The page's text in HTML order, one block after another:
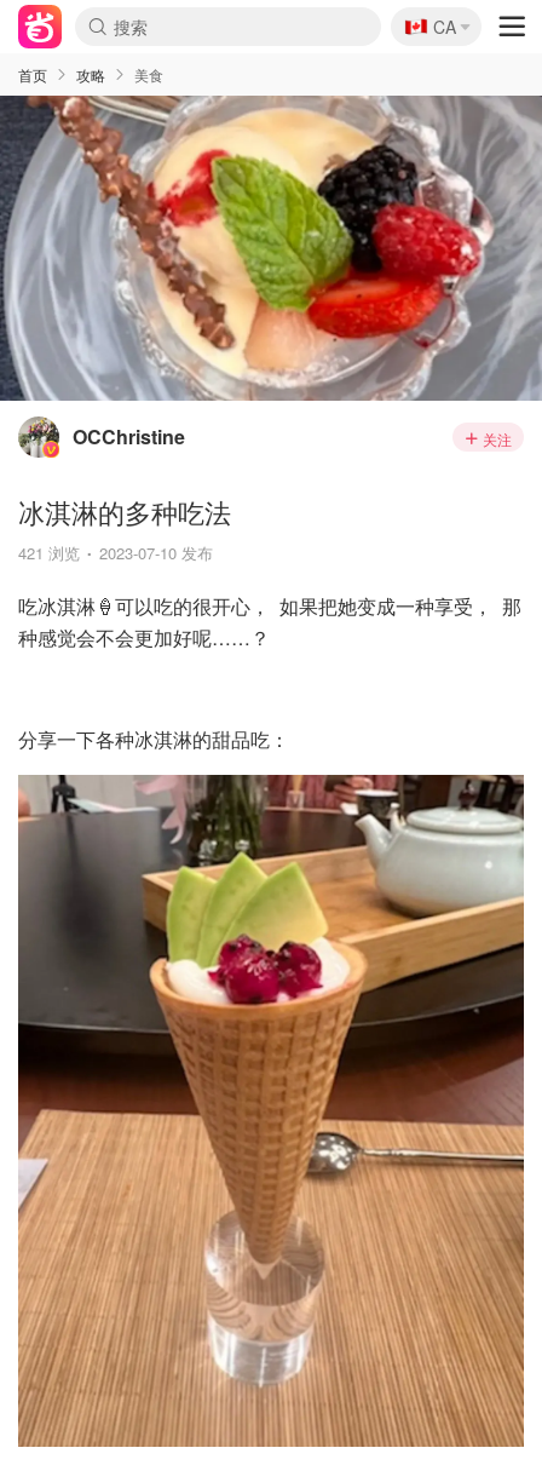
🇨🇦
CA
首页 攻略 美食
OCChristine 关注
冰淇淋的多种吃法
421 浏览 2023-07-10 发布
吃冰淇淋🍦可以吃的很开心， 如果把她变成一种享受， 那
种感觉会不会更加好呢……？
分享一下各种冰淇淋的甜品吃：